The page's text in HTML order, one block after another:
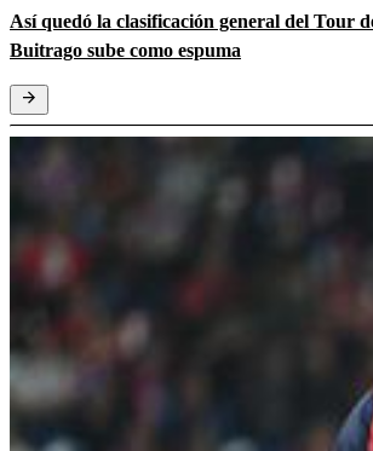
Así quedó la clasificación general del Tour
Buitrago sube como espuma